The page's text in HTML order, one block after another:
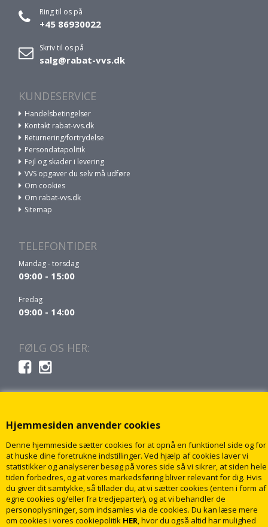
Hjemmesiden anvender cookies
Denne hjemmeside sætter cookies for at opnå en funktionel side og for
at huske dine foretrukne indstillinger. Ved hjælp af cookies laver vi
statistikker og analyserer besøg på vores side så vi sikrer, at siden hele
tiden forbedres, og at vores markedsføring bliver relevant for dig. Hvis
du giver dit samtykke, så tillader du, at vi sætter cookies (enten i form af
egne cookies og/eller fra tredjeparter), og at vi behandler de
personoplysninger, som indsamles via de cookies. Du kan læse mere
om cookies i vores cookiepolitik HER, hvor du også altid har mulighed
Ring til os på
+45 86930022
Skriv til os på
salg@rabat-vvs.dk
KUNDESERVICE
Handelsbetingelser
Kontakt rabat-vvs.dk
Returnering/fortrydelse
Persondatapolitik
Fejl og skader i levering
VVS opgaver du selv må udføre
Om cookies
Om rabat-vvs.dk
Sitemap
TELEFONTIDER
Mandag - torsdag
09:00 - 15:00
Fredag
09:00 - 14:00
FØLG OS HER: